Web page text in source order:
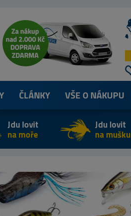
ČLÁNKY VŠE O NÁKUPU
Jdu lovit
na moře
Jdu lovit
na mušku